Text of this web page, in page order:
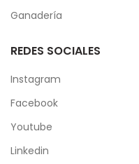
Ganadería
REDES SOCIALES
Instagram
Facebook
Youtube
Linkedin